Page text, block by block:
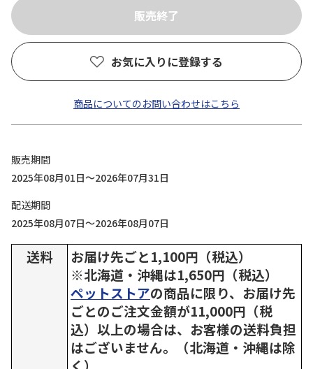
お気に入りに登録する
商品についてのお問い合わせはこちら
販売期間
2025年08月01日～2026年07月31日
配送期間
2025年08月07日～2026年08月07日
送料
お届け先ごと1,100円（税込）
※北海道・沖縄は1,650円（税込）
ペットストアの商品に限り、お届け先
ごとのご注文金額が11,000円（税
込）以上の場合は、お客様の送料負担
はございません。（北海道・沖縄は除
く）